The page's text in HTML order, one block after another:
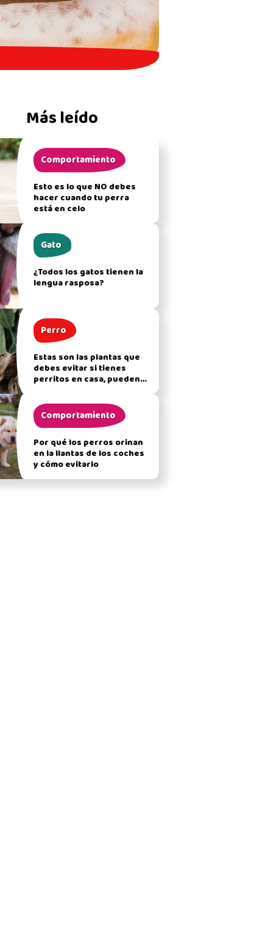
Más leído
Comportamiento
Esto es lo que NO debes
hacer cuando tu perra
está en celo
Gato
¿Todos los gatos tienen la
lengua rasposa?
Perro
Estas son las plantas que
debes evitar si tienes
perritos en casa, pueden
Comportamiento
Por qué los perros orinan
en la llantas de los coches
y cómo evitarlo